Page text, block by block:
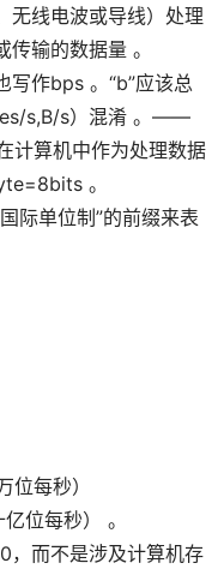
无线电波或导线）处理
输的数据量 。
写作bps 。“b”应该总
s,B/s）混淆 。——
计算机中作为处理数据
。
际单位制”的前缀来表
每秒）
位每秒） 。
，而不是涉及计算机存